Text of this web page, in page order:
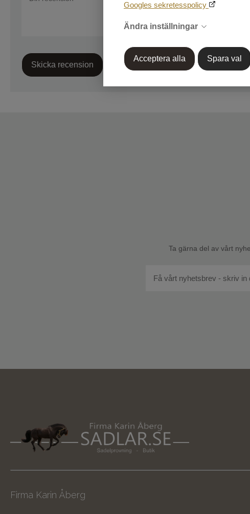
Googles sekretesspolicy
Ändra inställningar
Acceptera alla Spara val
Skicka recension
Ta gärna del av vårt
Firma Karin Åberg